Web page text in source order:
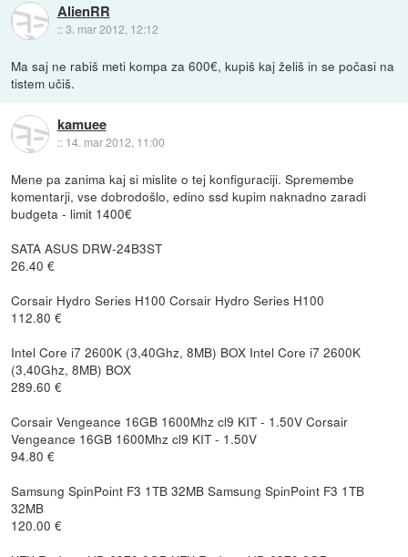
AlienRR
::3. mar 2012, 12:12
Ma saj ne rabiš meti kompa za 600€, kupiš kaj želiš in se počasi na
tistem učiš.
kamuee
:: 14. mar 2012, 11:00
Mene pa zanima kaj si mislite o tej konfiguraciji. Spremembe
komentarji, vse dobrodošlo, edino ssd kupim naknadno zaradi
budgeta - limit 1400€
SATA ASUS DRW-24B3ST
26.40 €
Corsair Hydro Series H100 Corsair Hydro Series H100
112.80 €
Intel Core i7 2600K (3,40Ghz, 8MB) BOX Intel Core i7 2600K
(3,40Ghz, 8MB) BOX
289.60 €
Corsair Vengeance 16GB 1600Mhz cl9 KIT - 1.50V Corsair
Vengeance 16GB 1600Mhz cl9 KIT - 1.50V
94.80 €
Samsung SpinPoint F3 1TB 32MB Samsung SpinPoint F3 1TB
32MB
120.00 €